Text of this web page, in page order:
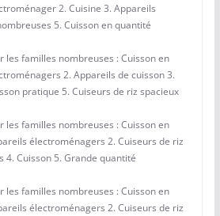
2. Cuisine 3. Appareils
5. Cuisson en quantité
les familles nombreuses : Cuisson en
2. Appareils de cuisson 3.
pratique 5. Cuiseurs de riz spacieux
les familles nombreuses : Cuisson en
électroménagers 2. Cuiseurs de riz
4. Cuisson 5. Grande quantité
les familles nombreuses : Cuisson en
électroménagers 2. Cuiseurs de riz